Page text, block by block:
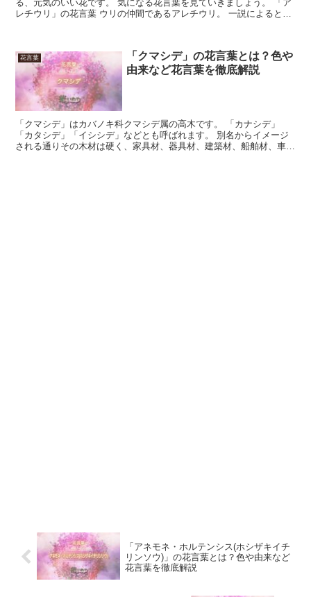
る、元気のいい花です。 気になる花言葉を見ていきましょう。 「ア
レチウリ」の花言葉 ウリの仲間であるアレチウリ。 一説によると
花言葉
「クマシデ」の花言葉とは？色や
由来など花言葉を徹底解説
「クマシデ」はカバノキ科クマシデ属の高木です。 「カナシデ」
「カタシデ」「イシシデ」などとも呼ばれます。 別名からイメージ
される通りその木材は硬く、家具材、器具材、建築材、船舶材、車輌
「アネモネ・ホルテンシス(ホシザキイチ
リンソウ)」の花言葉とは？色や由来など
花言葉を徹底解説